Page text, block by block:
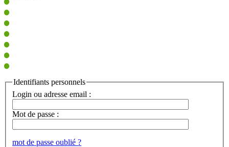
Identifiants personnels
Login ou adresse email :
Mot de passe :
mot de passe oublié ?